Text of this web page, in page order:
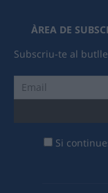
ÀREA DE
Subscriu-te al
Si